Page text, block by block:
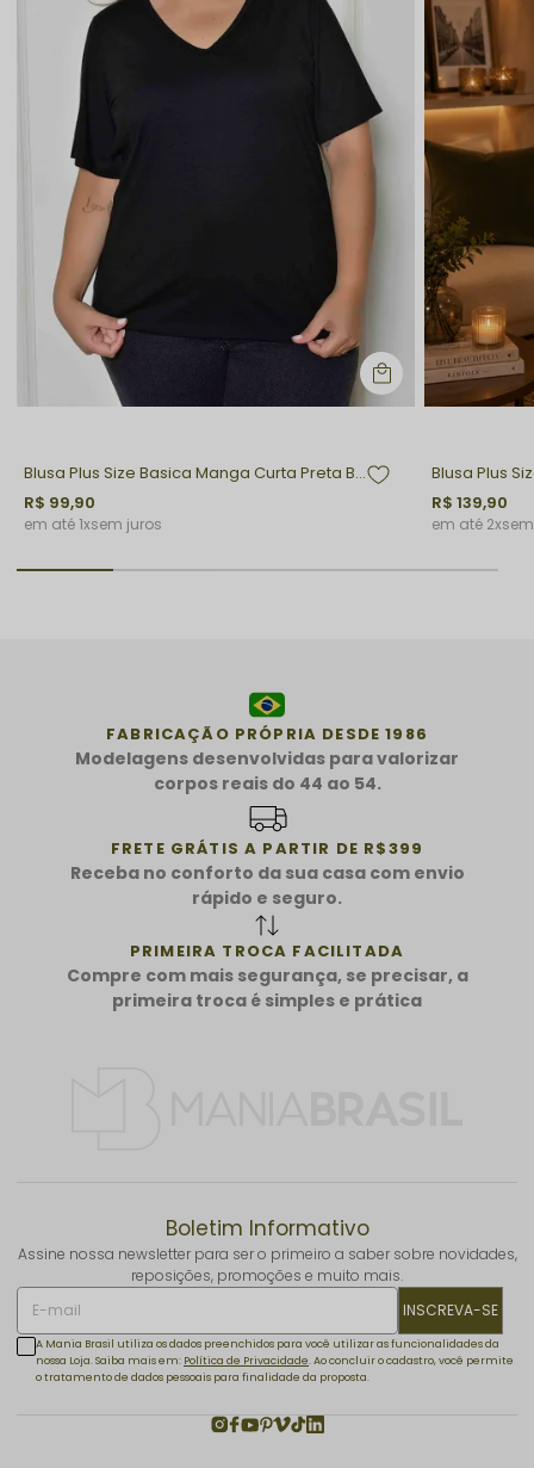
Blusa Plus Size Basica Manga Curta Preta Bella
R$ 99,90
1xsem juros
Blusa Plus
R$ 139,90
2x
FABRICAÇÃO PRÓPRIA DESDE 1986
Modelagens desenvolvidas para valorizar
corpos reais do 44 ao 54.
FRETE GRÁTIS A PARTIR DE R$399
Receba no conforto da sua casa com envio
rápido e seguro.
PRIMEIRA TROCA FACILITADA
Compre com mais segurança, se precisar, a
primeira troca é simples e prática
Boletim Informativo
Assine nossa newsletter para ser o primeiro a saber sobre novidades,
reposições, promoções e muito mais.
INSCREVA-SE
A Mania Brasil utiliza os dados preenchidos para você utilizar as funcionalidades da
nossa Loja. Saiba mais em: Política de Privacidade. Ao concluir o cadastro, você permite
o tratamento de dados pessoais para finalidade da proposta.